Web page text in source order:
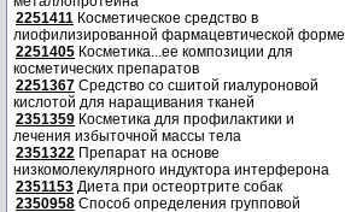
2251411 Косметическое средство в
лиофилизированной фармацевтической форме
2251405 Косметика...ее композиции для
косметических препаратов
2251367 Средство со сшитой гиалуроновой
кислотой для наращивания тканей
2351359 Косметика для профилактики и
лечения избыточной массы тела
2351322 Препарат на основе
низкомолекулярного индуктора интерферона
2351153 Диета при остеортрите собак
2350958 Способ определения групповой